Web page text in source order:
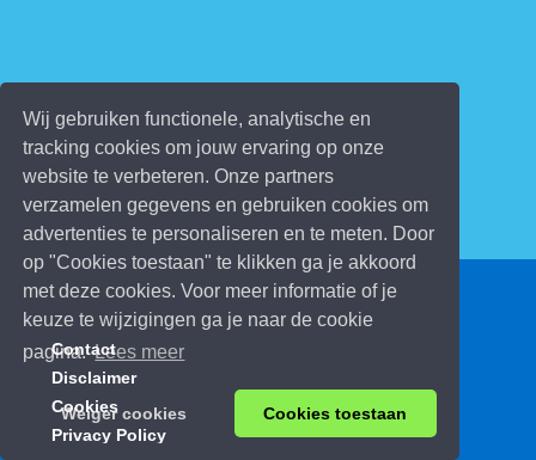
Wij gebruiken functionele, analytische en
tracking cookies om jouw ervaring op onze
website te verbeteren. Onze partners
verzamelen gegevens en gebruiken cookies om
advertenties te personaliseren en te meten. Door
op "Cookies toestaan" te klikken ga je akkoord
met deze cookies. Voor meer informatie of je
keuze te wijzigingen ga je naar de cookie
pagina.Lees meer
Weiger cookies Cookies toestaan
© 2026 Kinderspelletjes.be
Contact
Disclaimer
Cookies
Privacy Policy